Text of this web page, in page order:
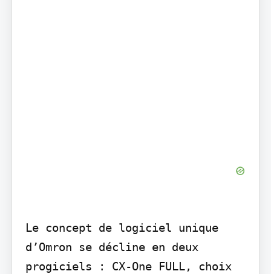
Le concept de logiciel unique
d’Omron se décline en deux
progiciels : CX-One FULL, choix